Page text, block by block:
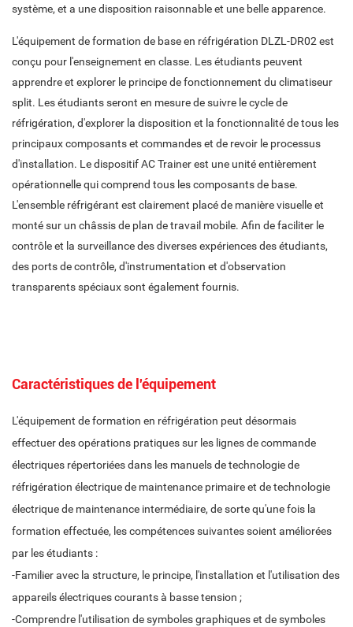
système, et a une disposition raisonnable et une belle apparence.
L'équipement de formation de base en réfrigération DLZL-DR02 est
conçu pour l'enseignement en classe. Les étudiants peuvent
apprendre et explorer le principe de fonctionnement du climatiseur
split. Les étudiants seront en mesure de suivre le cycle de
réfrigération, d'explorer la disposition et la fonctionnalité de tous les
principaux composants et commandes et de revoir le processus
d'installation. Le dispositif AC Trainer est une unité entièrement
opérationnelle qui comprend tous les composants de base.
L'ensemble réfrigérant est clairement placé de manière visuelle et
monté sur un châssis de plan de travail mobile. Afin de faciliter le
contrôle et la surveillance des diverses expériences des étudiants,
des ports de contrôle, d'instrumentation et d'observation
transparents spéciaux sont également fournis.
Caractéristiques de l'équipement
L'équipement de formation en réfrigération peut désormais
effectuer des opérations pratiques sur les lignes de commande
électriques répertoriées dans les manuels de technologie de
réfrigération électrique de maintenance primaire et de technologie
électrique de maintenance intermédiaire, de sorte qu'une fois la
formation effectuée, les compétences suivantes soient améliorées
par les étudiants :
-Familier avec la structure, le principe, l'installation et l'utilisation des
appareils électriques courants à basse tension ;
-Comprendre l'utilisation de symboles graphiques et de symboles